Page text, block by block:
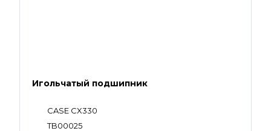
Игольчатый подшипник
CASE CX330
TB00025